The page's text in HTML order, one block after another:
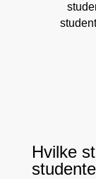
Hvilke